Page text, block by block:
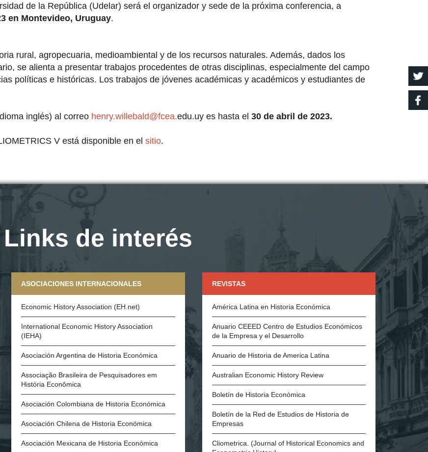
de la República (Udelar) será el organizador y sede de la próxima conferencia, a
en Montevideo, Uruguay.
rural, agropecuaria, medioambiental y de los recursos naturales. Además, dados los
se alienta a presentar trabajos procedentes de otras disciplinas, especialmente del campo
políticas e históricas. Los trabajos de jóvenes académicas y académicos y estudiantes de
inglés) al correo henry.willebald@fcea.edu.uy es hasta el 30 de abril de 2023.
V está disponible en el sitio.
Links de interés
ASOCIACIONES INTERNACIONALES
Economic History Association (EH.net)
International Economic History Association
(IEHA)
Asociación Argentina de Historia Económica
Associação Brasileira de Pesquisadores em
História Econômica
Asociación Colombiana de Historia Económica
Asociación Chilena de Historia Económica
Asociación Mexicana de Historia Económica
REVISTAS
América Latina en Historia Económica
Anuario CEEED Centro de Estudios Económicos
de la Empresa y el Desarrollo
Anuario de Historia de America Latina
Australian Economic History Review
Boletín de Historia Económica
Boletín de la Red de Estudios de Historia de
Empresas
Cliometrica. (Journal of Historical Economics and